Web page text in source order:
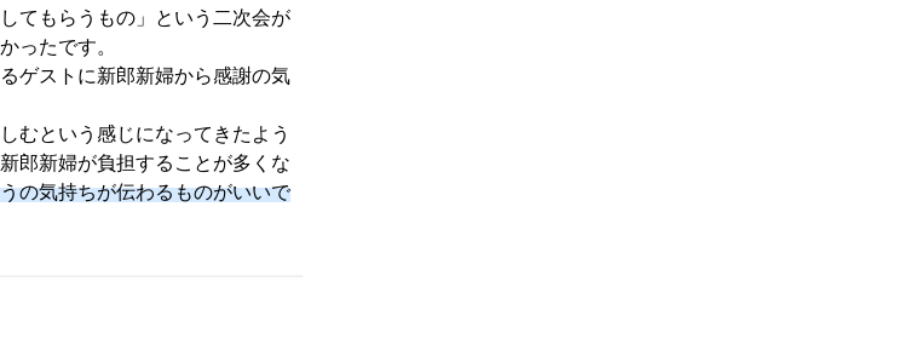
てもらうもの」という二次会が
ったです。
ゲストに新郎新婦から感謝の気
むという感じになってきたよう
郎新婦が負担することが多くな
の気持ちが伝わるものがいいで